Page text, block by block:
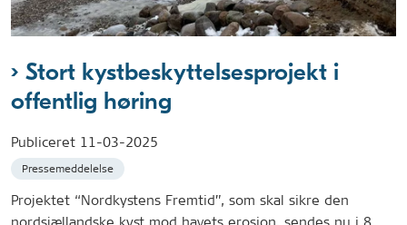
Stort kystbeskyttelsesprojekt i
offentlig høring
Publiceret 11-03-2025
Pressemeddelelse
Projektet “Nordkystens Fremtid”, som skal sikre den